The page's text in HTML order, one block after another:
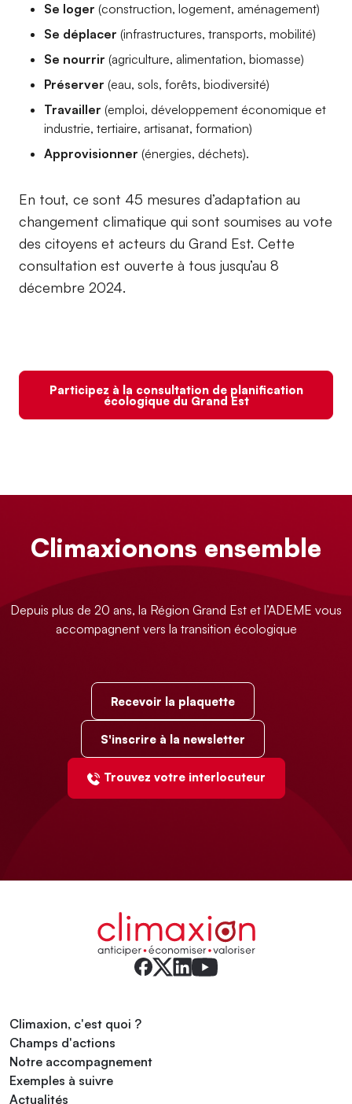
Se loger (construction, logement, aménagement)
Se déplacer (infrastructures, transports, mobilité)
Se nourrir (agriculture, alimentation, biomasse)
Préserver (eau, sols, forêts, biodiversité)
Travailler (emploi, développement économique et
industrie, tertiaire, artisanat, formation)
Approvisionner (énergies, déchets).
En tout, ce sont 45 mesures d’adaptation au
changement climatique qui sont soumises au vote
des citoyens et acteurs du Grand Est. Cette
consultation est ouverte à tous jusqu’au 8
décembre 2024.
Participez à la consultation de planification
écologique du Grand Est
Climaxionons ensemble
Depuis plus de 20 ans, la Région Grand Est et l’ADEME vous
accompagnent vers la transition écologique
Recevoir la plaquette
S'inscrire à la newsletter
Trouvez votre interlocuteur
Climaxion, c'est quoi ?
Champs d'actions
Notre accompagnement
Exemples à suivre
Actualités